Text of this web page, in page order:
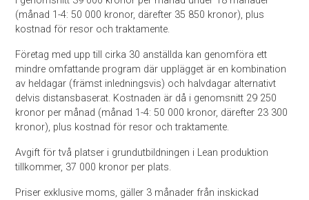
(månad 1-4: 50 000 kronor, därefter 35 850 kronor), plus
kostnad för resor och traktamente.
Företag med upp till cirka 30 anställda kan genom­föra ett
mindre omfattande program där upplägget är en kombination
av heldagar (främst inledningsvis) och halvdagar alternativt
delvis distansbaserat. Kostnaden är då i genomsnitt 29 250
kronor per månad (månad 1-4: 50 000 kronor, därefter 23 300
kronor), plus kostnad för resor och traktamente.
Avgift för två platser i grundutbildningen i Lean produktion
tillkommer, 37 000 kronor per plats.
Priser exklusive moms, gäller 3 månader från inskickad